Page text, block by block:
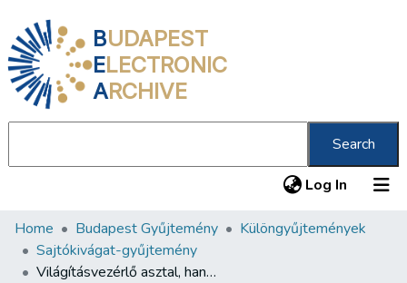
BUDAPEST
ELECTRONIC
ARCHIVE
Search
Log In (current)
Communities & Collections
All of DSpace
Home Budapest Gyűjtemény
Különgyűjtemények
Sajtókivágat-gyűjtemény
Világításvezérlő asztal, hangfal, előszínpad a héten nyíló Irodalmi Színpadon